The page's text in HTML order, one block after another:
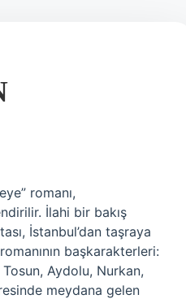
romanı,
İlahi bir bakış
İstanbul’dan taşraya
başkarakterleri:
Aydolu, Nurkan,
meydana gelen